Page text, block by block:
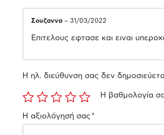
Σουζαννα – 31/03/2022
Επιτελους εφτασε και ειναι
Η ηλ. διεύθυνση σας δεν
Η βαθμολογία
Η αξιολόγησή σας *